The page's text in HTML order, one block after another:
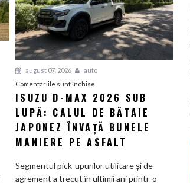
august 07, 2026
auto
Comentariile sunt închise
Isuzu
D-
Max
2026
sub
lupă:
Calul
ISUZU D-MAX 2026 SUB
LUPĂ: CALUL DE BĂTAIE
JAPONEZ ÎNVAȚĂ BUNELE
MANIERE PE ASFALT
Segmentul pick-upurilor utilitare și de
agrement a trecut în ultimii ani printr-o